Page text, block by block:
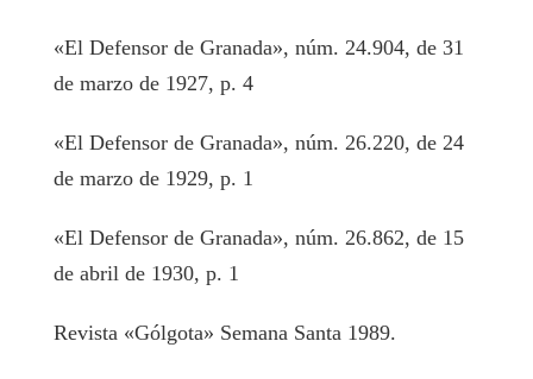
«El Defensor de Granada», núm. 24.904, de 31
de marzo de 1927, p. 4
«El Defensor de Granada», núm. 26.220, de 24
de marzo de 1929, p. 1
«El Defensor de Granada», núm. 26.862, de 15
de abril de 1930, p. 1
Revista «Gólgota» Semana Santa 1989.